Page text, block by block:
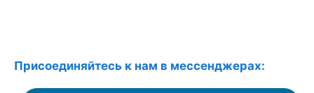
Присоединяйтесь к нам в мессенджерах: